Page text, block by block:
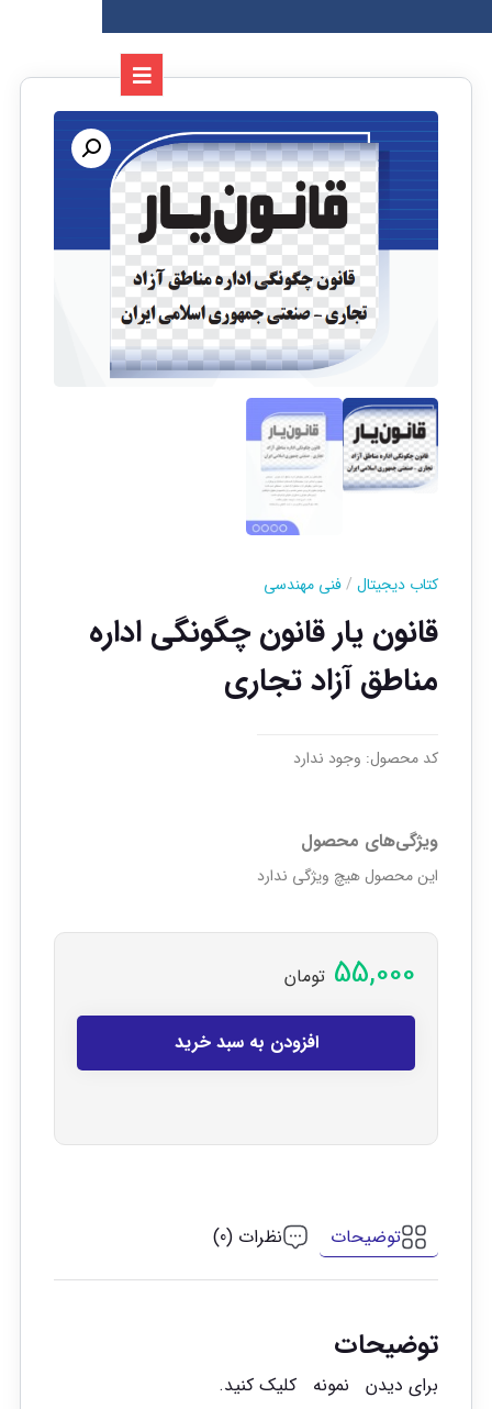
کتاب دیجیتال/فنی مهندسی
قانون یار قانون چگونگی اداره
مناطق آزاد تجاری
کد محصول: وجود ندارد
ویژگی‌های محصول
این محصول هیچ ویژگی ندارد
55,000 تومان
افزودن به سبد خرید
توضیحات نظرات (0)
توضیحات
برای دیدن نمونه کلیک کنید.